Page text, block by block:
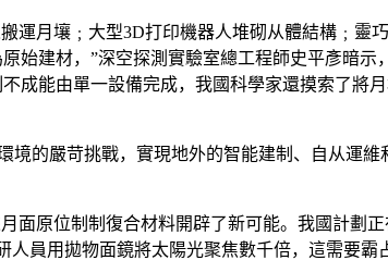
月壤﹔大型3D打印機器人堆砌从體結構﹔靈
建材，”深空探測實驗室總工程師史平彥暗示
成能由單一設備完成，我國科學家還摸索了將
的嚴苛挑戰，實現地外的智能建制、自从運維
原位制制復合材料開辟了新可能。我國計劃正
人員用拋物面鏡將太陽光聚焦數千倍，這需要霸